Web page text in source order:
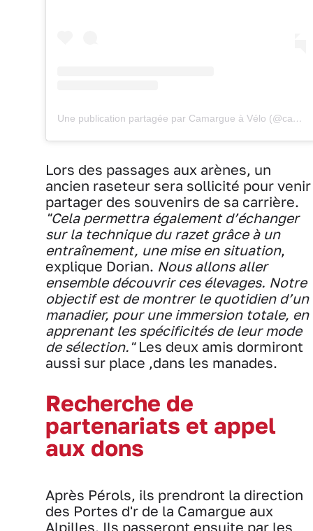
Une publication partagée par Camargue à Vélo (@camargue_a_velo)
Lors des passages aux arènes, un
ancien raseteur sera sollicité pour venir
partager des souvenirs de sa carrière.
"Cela permettra également d’échanger
sur la technique du razet grâce à un
entraînement, une mise en situation,
explique Dorian. Nous allons aller
ensemble découvrir ces élevages. Notre
objectif est de montrer le quotidien d’un
manadier, pour une immersion totale, en
apprenant les spécificités de leur mode
de sélection."Les deux amis dormiront
aussi sur place ,dans les manades.
Recherche de
partenariats et appel
aux dons
Après Pérols, ils prendront la direction
des Portes d'r de la Camargue aux
Alpilles. Ils passeront ensuite par les